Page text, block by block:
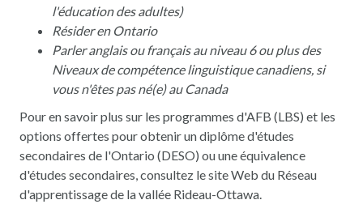
l'éducation des adultes)
Résider en Ontario
Parler anglais ou français au niveau 6 ou plus des
Niveaux de compétence linguistique canadiens, si
vous n'êtes pas né(e) au Canada
Pour en savoir plus sur les programmes d'AFB (LBS) et les
options offertes pour obtenir un diplôme d'études
secondaires de l'Ontario (DESO) ou une équivalence
d'études secondaires, consultez le site Web du Réseau
d'apprentissage de la vallée Rideau-Ottawa.